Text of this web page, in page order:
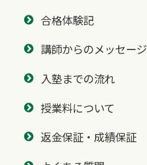
合格体験記
講師からのメッセージ
入塾までの流れ
授業料について
返金保証・成績保証